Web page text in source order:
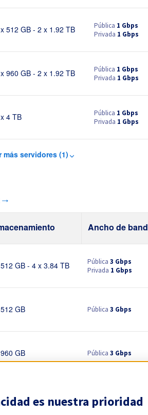
512 GB - 2 x 1.92 TB
Pública 1 Gbps
Privada 1 Gbps
960 GB - 2 x 1.92 TB
Pública 1 Gbps
Privada 1 Gbps
4 TB
Pública 1 Gbps
Privada 1 Gbps
más servidores (1)
→
Ancho de
GB - 4 x 3.84 TB
Pública 3 Gbps
Privada 1 Gbps
GB Pública 3 Gbps
GB Pública 3 Gbps
GB - 4 x 3.84 TB
Privada1 Gbps - 2
es nuestra prioridad